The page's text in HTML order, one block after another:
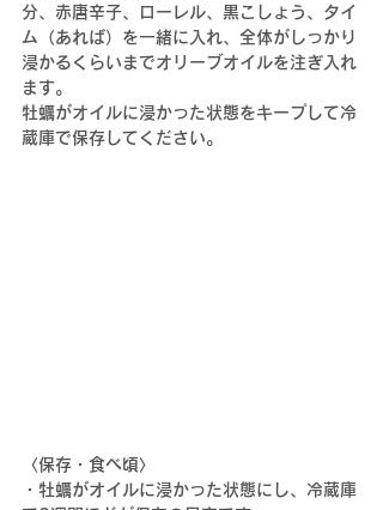
分、赤唐辛子、ローレル、黒こしょう、タイ
ム（あれば）を一緒に入れ、全体がしっかり
浸かるくらいまでオリーブオイルを注ぎ入れ
ます。
牡蠣がオイルに浸かった状態をキープして冷
蔵庫で保存してください。
〈保存・食べ頃〉
・牡蠣がオイルに浸かった状態にし、冷蔵庫